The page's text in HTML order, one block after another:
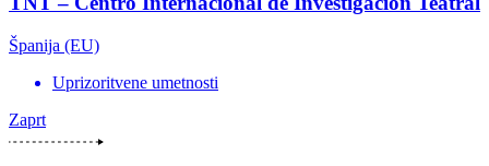
Španija (EU)
Uprizoritvene umetnosti
Zaprt